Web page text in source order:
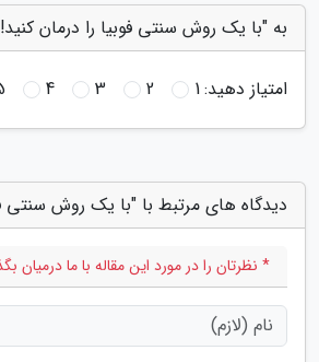
به "با یک روش سنتی فوبیا را درمان
امتیاز دهید:1
2
3
4
دیدگاه های مرتبط با "با یک روش سنتی
* نظرتان را در مورد این مقاله با ما درمیان